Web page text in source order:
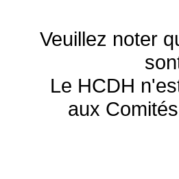
Veuillez noter
Le HCDH
aux